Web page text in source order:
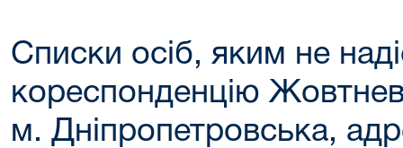
Списки осіб, яким не
кореспонденцію
м. Дніпропетровська,